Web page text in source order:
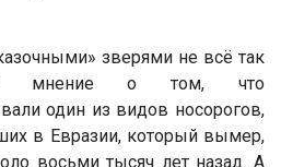
зверями не всё так
мнение о том, что
один из видов носорогов,
в Евразии, который вымер,
восьми тысяч лет назад. А